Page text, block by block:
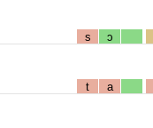
s ɔ
t a